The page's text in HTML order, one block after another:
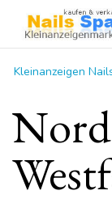
Kleinanzeigen